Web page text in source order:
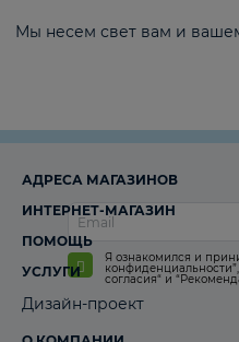
Мы несем свет вам и
Я ознакомился и
конфиденциальности”,
согласия“ и
АДРЕСА МАГАЗИНОВ
ИНТЕРНЕТ-МАГАЗИН
ПОМОЩЬ
УСЛУГИ
Дизайн-проект